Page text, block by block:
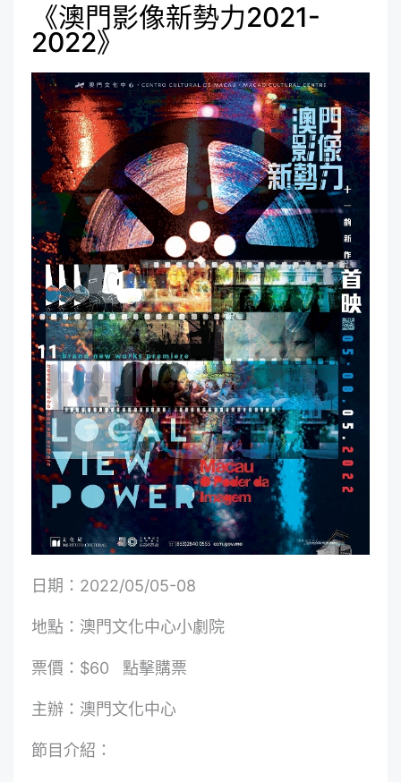
《澳門影像新勢力2021-
2022》
日期：2022/05/05-08
地點：澳門文化中心小劇院
票價：$60 點擊購票
主辦：澳門文化中心
節目介紹：